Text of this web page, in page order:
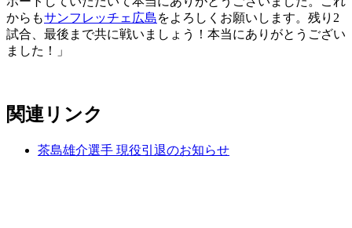
からもサンフレッチェ広島をよろしくお願いします。残り2
試合、最後まで共に戦いましょう！本当にありがとうござい
ました！」
関連リンク
茶島雄介選手 現役引退のお知らせ